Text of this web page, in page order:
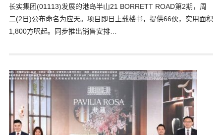
长实集团(01113)发展的港岛半山21 BORRETT ROAD第2期，周
二(2日)公布命名为应天。项目即日上载楼书，提供66伙，实用面积
1,800方呎起。同步推出销售安排…